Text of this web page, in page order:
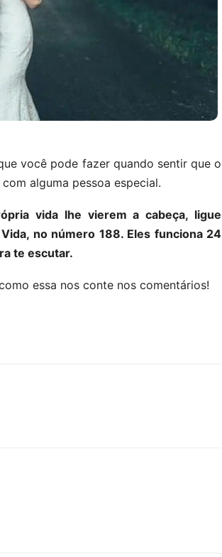
você pode fazer quando sentir que o
alguma pessoa especial.
vida lhe vierem a cabeça, ligue
no número 188. Eles funciona 24
te escutar.
essa nos conte nos comentários!